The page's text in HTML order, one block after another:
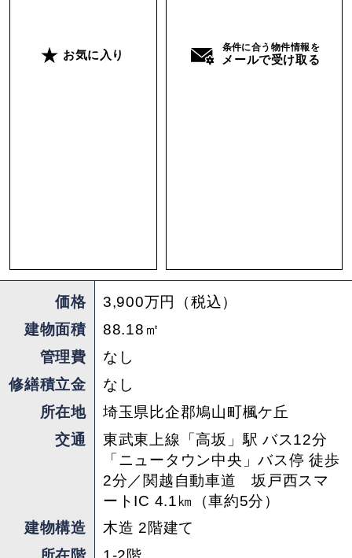
や窓のハニカムスクリーンなどがセットアップ済
出ることができます。
小さな街だからこそ、自分ごとで何か環境を変え
ていける感じが楽しそう。一度は限界なんて言わ
れた街の、未来を盛り上げる一員になるのはどう
でしょうか？
担当 ： ふるはし
お気に入り
条件に合う物件情報を
メールで受け取る
価格
3,900万円（税込）
建物面積
88.18㎡
管理費
なし
修繕積立金
なし
所在地
埼玉県比企郡鳩山町楓ケ丘
交通
東武東上線「高坂」駅 バス12分
「ニュータウン中央」バス停 徒歩
2分／関越自動車道 坂戸西スマ
ートIC 4.1㎞（車約5分）
建物構造
木造 2階建て